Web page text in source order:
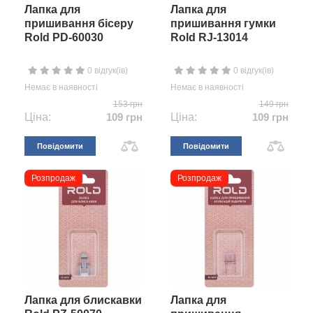
Лапка для
пришивання бісеру
Rold PD-60030
0 відгук(ів)
Немає в наявності
153 грн
Ціна: 109 грн
Повідомити
Лапка для
пришивання гумки
Rold RJ-13014
0 відгук(ів)
Немає в наявності
149 грн
Ціна: 109 грн
Повідомити
Розпродаж
Лапка для блискавки
Розпродаж
Лапка для